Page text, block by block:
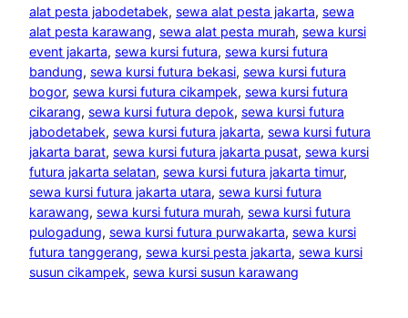
alat pesta jabodetabek, sewa alat pesta jakarta, sewa
alat pesta karawang, sewa alat pesta murah, sewa kursi
event jakarta, sewa kursi futura, sewa kursi futura
bandung, sewa kursi futura bekasi, sewa kursi futura
bogor, sewa kursi futura cikampek, sewa kursi futura
cikarang, sewa kursi futura depok, sewa kursi futura
jabodetabek, sewa kursi futura jakarta, sewa kursi futura
jakarta barat, sewa kursi futura jakarta pusat, sewa kursi
futura jakarta selatan, sewa kursi futura jakarta timur
sewa kursi futura jakarta utara, sewa kursi futura
karawang, sewa kursi futura murah, sewa kursi futura
pulogadung, sewa kursi futura purwakarta, sewa kursi
futura tanggerang, sewa kursi pesta jakarta, sewa kursi
susun cikampek, sewa kursi susun karawang